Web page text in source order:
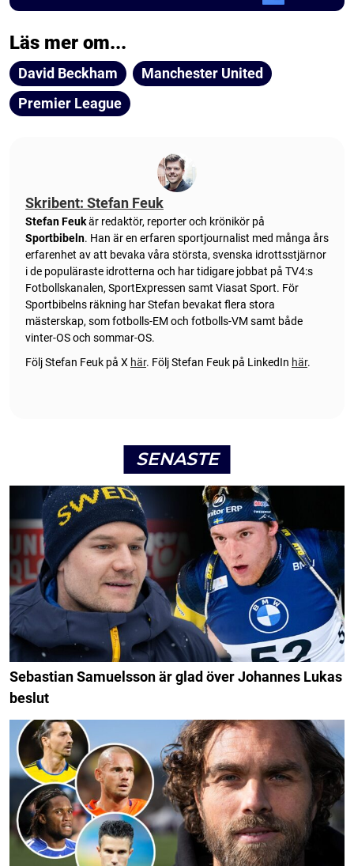
Läs mer om...
David Beckham
Manchester United
Premier League
Skribent: Stefan Feuk
Stefan Feukär redaktör, reporter och krönikör på
Sportbibeln. Han är en erfaren sportjournalist med många års
erfarenhet av att bevaka våra största, svenska idrottsstjärnor
i de populäraste idrotterna och har tidigare jobbat på TV4:s
Fotbollskanalen, SportExpressen samt Viasat Sport. För
Sportbibelns räkning har Stefan bevakat flera stora
mästerskap, som fotbolls-EM och fotbolls-VM samt både
vinter-OS och sommar-OS.
Följ Stefan Feuk på X här. Följ Stefan Feuk på LinkedIn här.
SENASTE
Sebastian Samuelsson är glad över Johannes Lukas
beslut